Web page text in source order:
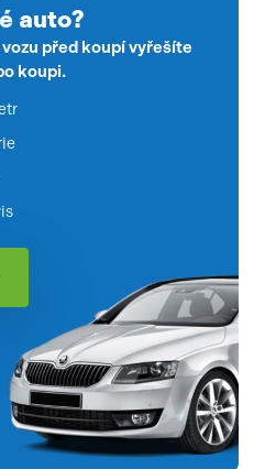
auto?
před koupí vyřešíte
koupi.